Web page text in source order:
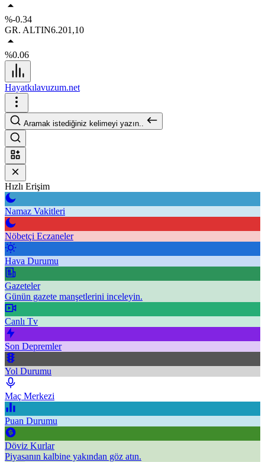
%-0.34
GR. ALTIN6.201,10
%0.06
Hayatkılavuzum.net
Aramak istediğiniz kelimeyi yazın..
Hızlı Erişim
Namaz Vakitleri
Nöbetçi Eczaneler
Hava Durumu
Gazeteler
Günün gazete manşetlerini inceleyin.
Canlı Tv
Son Depremler
Yol Durumu
Maç Merkezi
Puan Durumu
Döviz Kurlar
Piyasanın kalbine yakından göz atın.